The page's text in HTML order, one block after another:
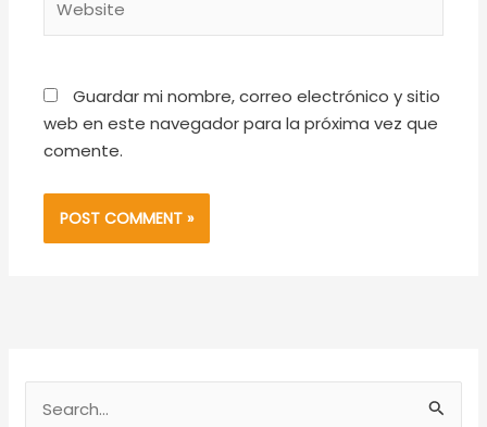
Guardar mi nombre, correo electrónico y sitio
web en este navegador para la próxima vez que
comente.